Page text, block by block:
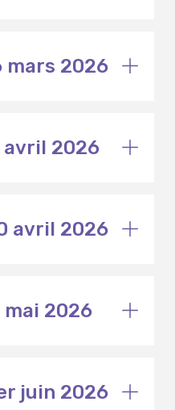
mars 2026
avril 2026
avril 2026
mai 2026
juin 2026